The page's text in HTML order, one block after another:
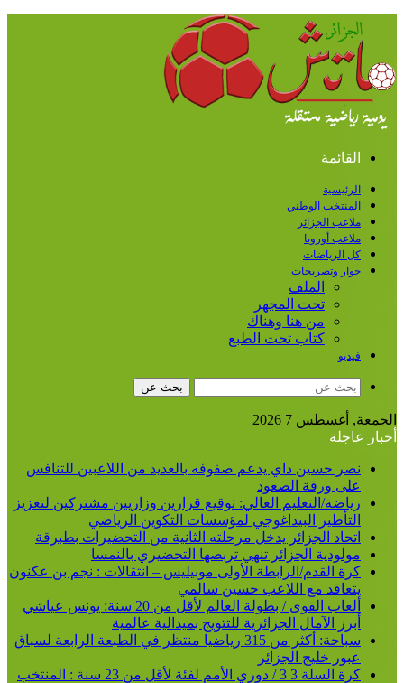
القائمة
الرئيسية
المنتخب الوطني
ملاعب الجزائر
ملاعب أوروبا
كل الرياضات
حوار وتصريحات
الملف
تحت المجهر
من هنا وهناك
كتاب تحت الطبع
فيديو
بحث عن
الجمعة, أغسطس 7 2026
أخبار عاجلة
نصر حسين داي يدعم صفوفه بالعديد من اللاعبين للتنافس
على ورقة الصعود
رياضة/التعليم العالي: توقيع قرارين وزاريين مشتركين لتعزيز
التأطير البيداغوجي لمؤسسات التكوين الرياضي
اتحاد الجزائر يدخل مرحلته الثانية من التحضيرات بطبرقة
مولودية الجزائر تنهي تربصها التحضيري بالنمسا
كرة القدم/الرابطة الأولى موبيليس – انتقالات : نجم بن عكنون
يتعاقد مع اللاعب حسين سالمي
ألعاب القوى / بطولة العالم لأقل من 20 سنة: يونس عياشي
أبرز الآمال الجزائرية للتتويج بميدالية عالمية
سباحة: أكثر من 315 رياضيا منتظر في الطبعة الرابعة لسباق
عبور خليج الجزائر
كرة السلة 3 3 / دوري الأمم لفئة لأقل من 23 سنة : المنتخب